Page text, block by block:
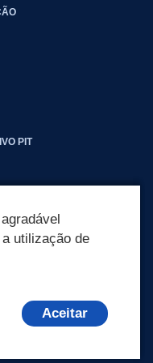
PIT
utilização de
Aceitar